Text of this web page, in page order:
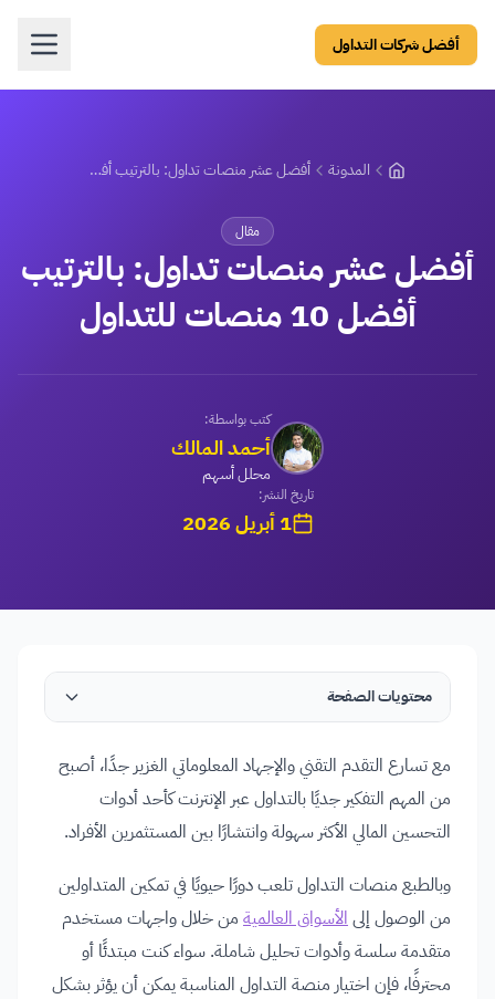
أفضل شركات التداول
المدونة أفضل عشر منصات تداول: بالترتيب أفضل 10 منصات للتداول
مقال
أفضل عشر منصات تداول: بالترتيب
أفضل 10 منصات للتداول
كتب بواسطة:
أحمد المالك
محلل أسهم
تاريخ النشر:
1 أبريل 2026
محتويات الصفحة
مع تسارع التقدم التقني والإجهاد المعلوماتي الغزير جدًا، أصبح
من المهم التفكير جديًا بالتداول عبر الإنترنت كأحد أدوات
التحسين المالي الأكثر سهولة وانتشارًا بين المستثمرين الأفراد.
وبالطبع منصات التداول تلعب دورًا حيويًا في تمكين المتداولين
من الوصول إلى الأسواق العالمية من خلال واجهات مستخدم
متقدمة سلسة وأدوات تحليل شاملة. سواء كنت مبتدئًا أو
محترفًا، فإن اختيار منصة التداول المناسبة يمكن أن يؤثر بشكل